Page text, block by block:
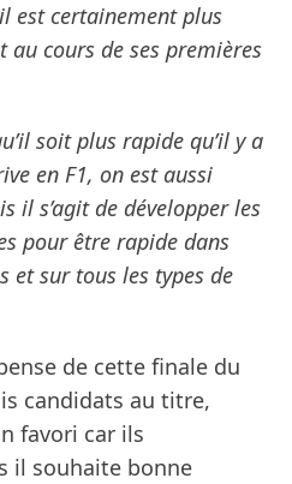
est certainement plus
au cours de ses premières
soit plus rapide qu’il y a
en F1, on est aussi
il s’agit de développer les
pour être rapide dans
et sur tous les types de
de cette finale du
candidats au titre,
favori car ils
il souhaite bonne